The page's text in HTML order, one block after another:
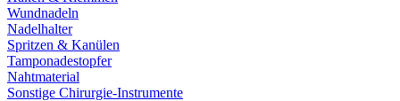
Wundnadeln
Nadelhalter
Spritzen & Kanülen
Tamponadestopfer
Nahtmaterial
Sonstige Chirurgie-Instrumente